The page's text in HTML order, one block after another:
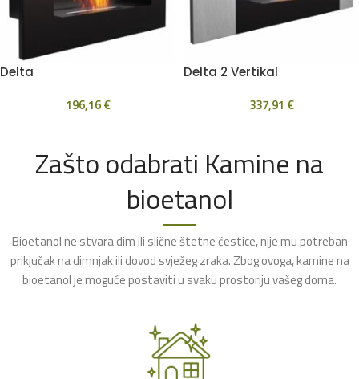
Delta
196,16€
Delta 2 Vertikal
337,91 €
Zašto odabrati Kamine na
bioetanol
Bioetanol ne stvara dim ili slične štetne čestice, nije mu potreban
prikjučak na dimnjak ili dovod svježeg zraka. Zbog ovoga, kamine na
bioetanol je moguće postaviti u svaku prostoriju vašeg doma.